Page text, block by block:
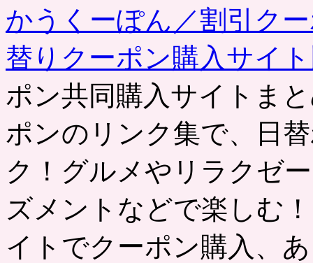
かうくーぽん／割引ク
替りクーポン購入サイ
ポン共同購入サイトま
ポンのリンク集で、日
ク！グルメやリラクゼ
ズメントなどで楽しむ
イトでクーポン購入、